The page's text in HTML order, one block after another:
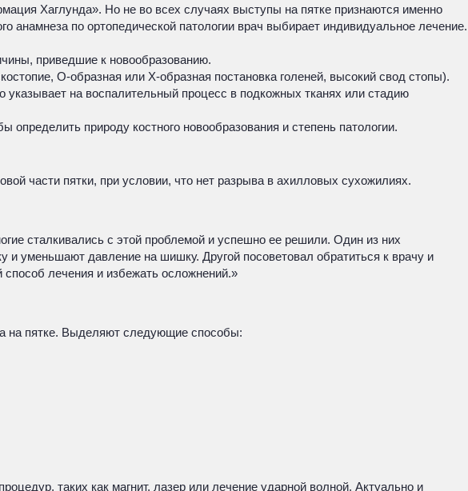
Хаглунда». Но не во всех случаях выступы на пятке признаются именно
анамнеза по ортопедической патологии врач выбирает индивидуальное лечение.
приведшие к новообразованию.
О-образная или Х-образная постановка голеней, высокий свод стопы).
на воспалительный процесс в подкожных тканях или стадию
определить природу костного новообразования и степень патологии.
части пятки, при условии, что нет разрыва в ахилловых сухожилиях.
сталкивались с этой проблемой и успешно ее решили. Один из них
и уменьшают давление на шишку. Другой посоветовал обратиться к врачу и
лечения и избежать осложнений.»
на пятке. Выделяют следующие способы:
таких как магнит, лазер или лечение ударной волной. Актуально и